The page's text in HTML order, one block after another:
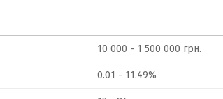
10 000 - 1 500 000 грн.
0.01 - 11.49%